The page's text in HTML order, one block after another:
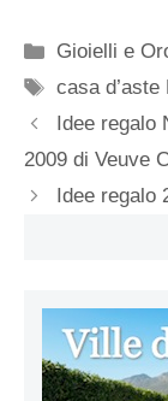
Categorie
Gioielli e
Tag
casa d’aste
Idee regalo
2009 di Veuve
Idee regalo